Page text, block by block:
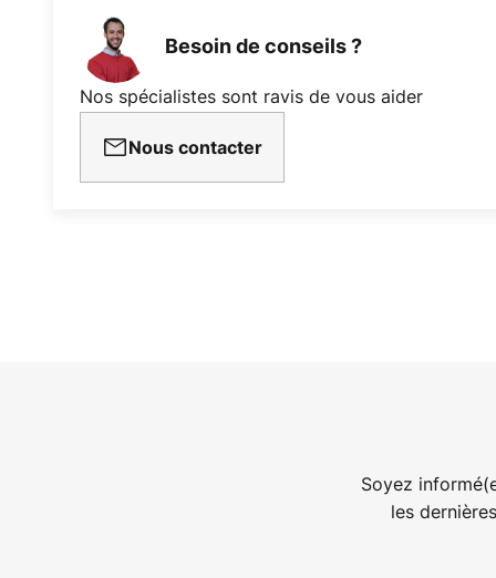
Besoin de conseils ?
Nos spécialistes sont ravis de vous aider
Nous contacter
Soyez
les